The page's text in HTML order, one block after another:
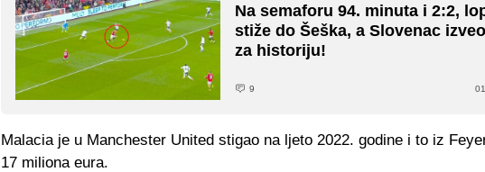
Na semaforu 94. minuta i 2:2,
stiže do Šeška, a Slovenac
za historiju!
9
Malacia je u Manchester United stigao na ljeto 2022. godine i to iz
17 miliona eura.